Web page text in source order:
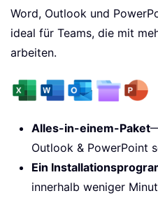
Word, Outlook und
ideal für Teams, die mit
arbeiten.
Alles-in-einem-Paket
Outlook & PowerPoint
Ein
innerhalb weniger